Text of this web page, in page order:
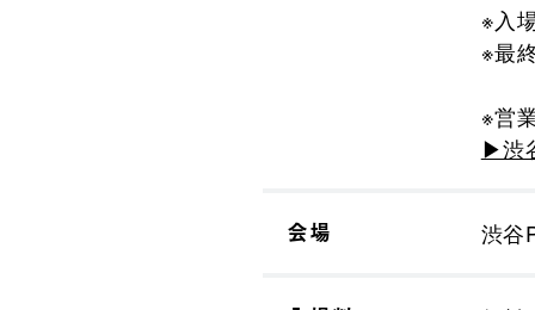
※入
※最
※営
▶渋
会場 渋谷